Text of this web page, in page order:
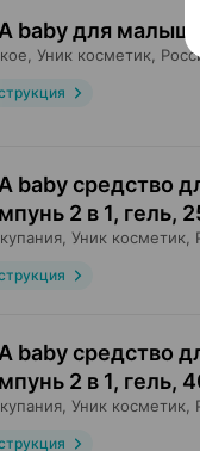
baby для
Уник косметик ,
baby средство
2 в 1, гель,
Уник косметик
baby средство
2 в 1, гель,
Уник косметик